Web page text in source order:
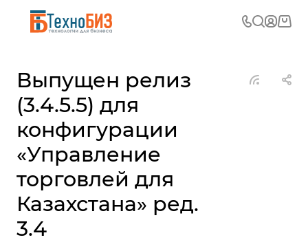
Выпущен релиз
(3.4.5.5) для
конфигурации
«Управление
торговлей для
Казахстана» ред.
3.4